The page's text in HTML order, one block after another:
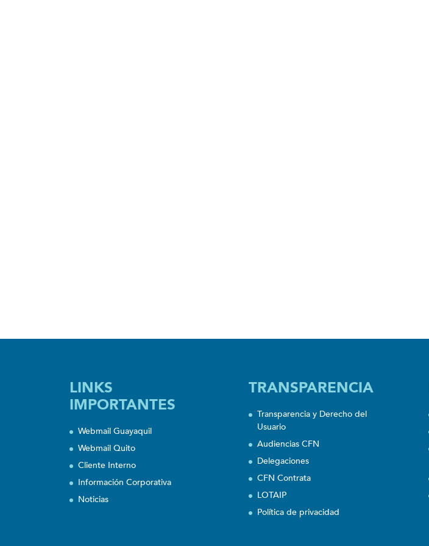
LINKS
IMPORTANTES
Webmail Guayaquil
Webmail Quito
Cliente Interno
Información Corporativa
Noticias
TRANSPARENCIA
Transparencia y Derecho del
Usuario
Audiencias CFN
Delegaciones
CFN Contrata
LOTAIP
Política de privacidad